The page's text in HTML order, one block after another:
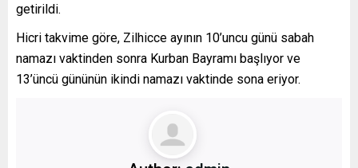
getirildi.
Hicri takvime göre, Zilhicce ayının 10’uncu günü sabah
namazı vaktinden sonra Kurban Bayramı başlıyor ve
13’üncü gününün ikindi namazı vaktinde sona eriyor.